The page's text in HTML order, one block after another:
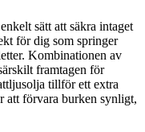
sätt att säkra intaget
för dig som springer
Kombinationen av
framtagen för
tillför ett extra
att förvara burken synligt,